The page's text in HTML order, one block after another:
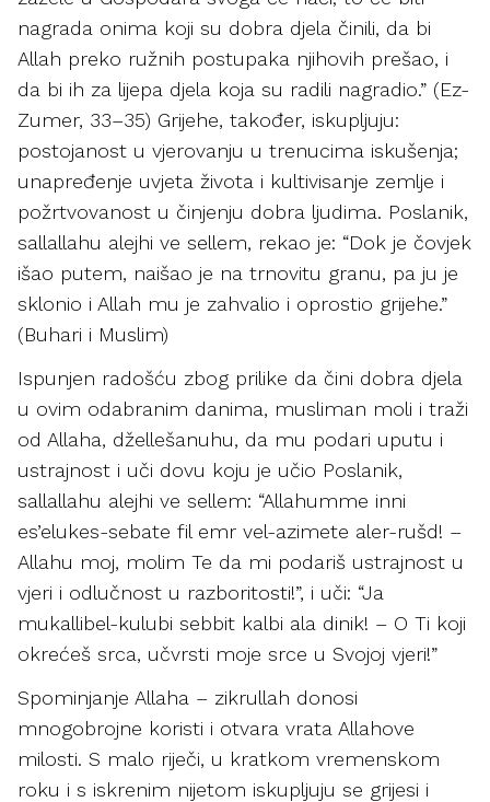
nagrada onima koji su dobra djela činili, da bi
Allah preko ružnih postupaka njihovih prešao, i
da bi ih za lijepa djela koja su radili nagradio.” (Ez-
Zumer, 33–35) Grijehe, također, iskupljuju:
postojanost u vjerovanju u trenucima iskušenja;
unapređenje uvjeta života i kultivisanje zemlje i
požrtvovanost u činjenju dobra ljudima. Poslanik,
sallallahu alejhi ve sellem, rekao je: “Dok je čovjek
išao putem, naišao je na trnovitu granu, pa ju je
sklonio i Allah mu je zahvalio i oprostio grijehe.”
(Buhari i Muslim)
Ispunjen radošću zbog prilike da čini dobra djela
u ovim odabranim danima, musliman moli i traži
od Allaha, džellešanuhu, da mu podari uputu i
ustrajnost i uči dovu koju je učio Poslanik,
sallallahu alejhi ve sellem: “Allahumme inni
es’elukes-sebate fil emr vel-azimete aler-rušd! –
Allahu moj, molim Te da mi podariš ustrajnost u
vjeri i odlučnost u razboritosti!”, i uči: “Ja
mukallibel-kulubi sebbit kalbi ala dinik! – O Ti koji
okrećeš srca, učvrsti moje srce u Svojoj vjeri!”
Spominjanje Allaha – zikrullah donosi
mnogobrojne koristi i otvara vrata Allahove
milosti. S malo riječi, u kratkom vremenskom
roku i s iskrenim nijetom iskupljuju se grijesi i